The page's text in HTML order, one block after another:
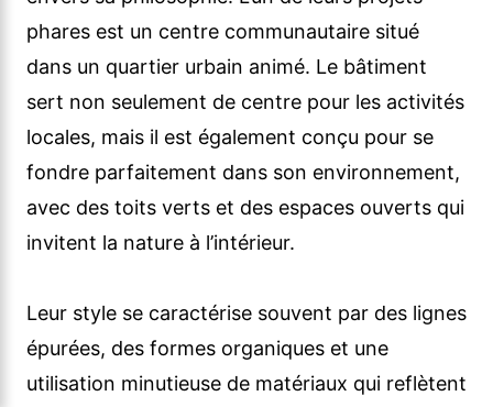
phares est un centre communautaire situé
dans un quartier urbain animé. Le bâtiment
sert non seulement de centre pour les activités
locales, mais il est également conçu pour se
fondre parfaitement dans son environnement,
avec des toits verts et des espaces ouverts qui
invitent la nature à l’intérieur.
Leur style se caractérise souvent par des lignes
épurées, des formes organiques et une
utilisation minutieuse de matériaux qui reflètent